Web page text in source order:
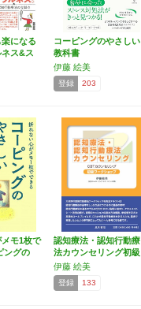
になる
ス&ス
コーピングのやさしい
教科書
伊藤 絵美
登録 203
モ1枚で
ングの
認知療法・認知行動療
法カウンセリング初級
ワ-…
伊藤 絵美
登録 133